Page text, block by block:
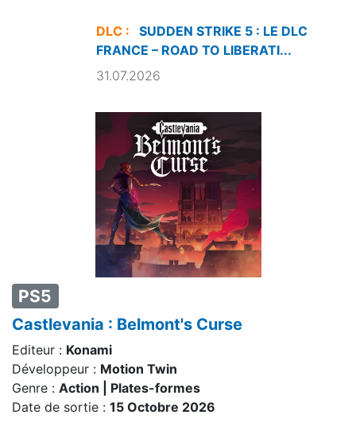
PS5
Castlevania : Belmont's Curse
Editeur : Konami
Développeur : Motion Twin
Genre : Action | Plates-formes
Date de sortie : 15 Octobre 2026
DLC :
SUDDEN STRIKE 5 : LE DLC
FRANCE – ROAD TO LIBERATI...
31.07.2026